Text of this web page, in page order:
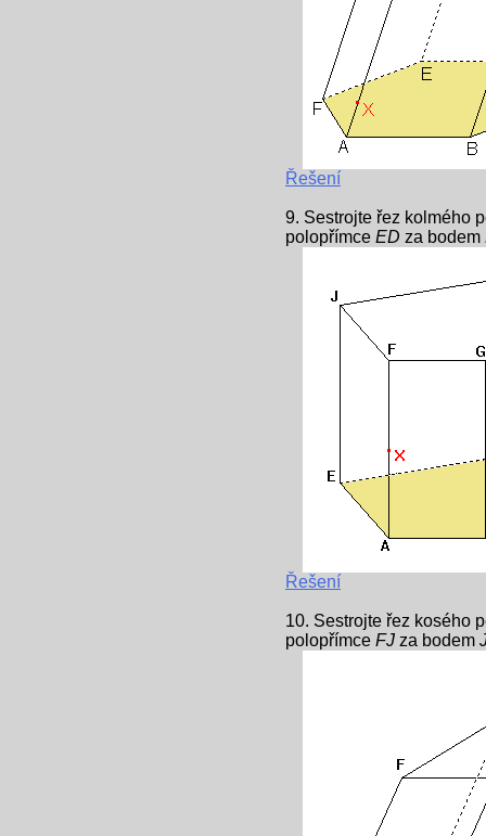
Řešení
9. Sestrojte řez kolmého
polopřímce ED za bodem
Řešení
10. Sestrojte řez kosého
polopřímce FJ za bodem